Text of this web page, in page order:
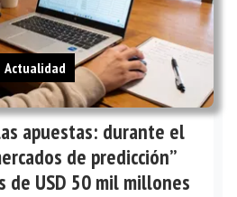
apuestas: durante el
de predicción”
de USD 50 mil millones
Actualidad